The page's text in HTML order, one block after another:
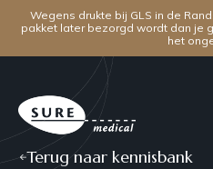
Wegens drukte bij GLS in de
pakket later bezorgd wordt dan je
het
Terug naar kennisbank